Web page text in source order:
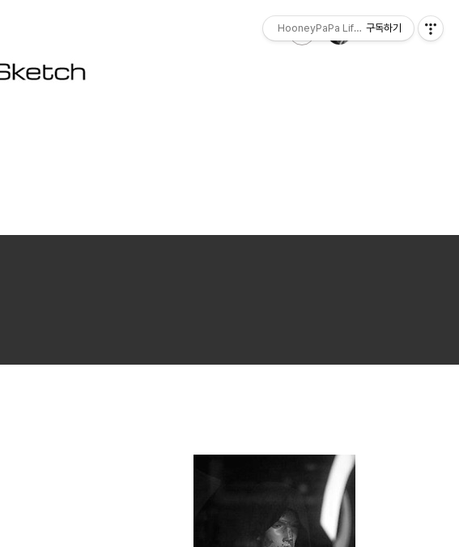
HooneyPaPa Life Sketch
구독하기